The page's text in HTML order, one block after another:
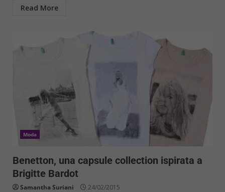
Read More
Moda
Benetton, una capsule collection ispirata a
Brigitte Bardot
Samantha Suriani 24/02/2015